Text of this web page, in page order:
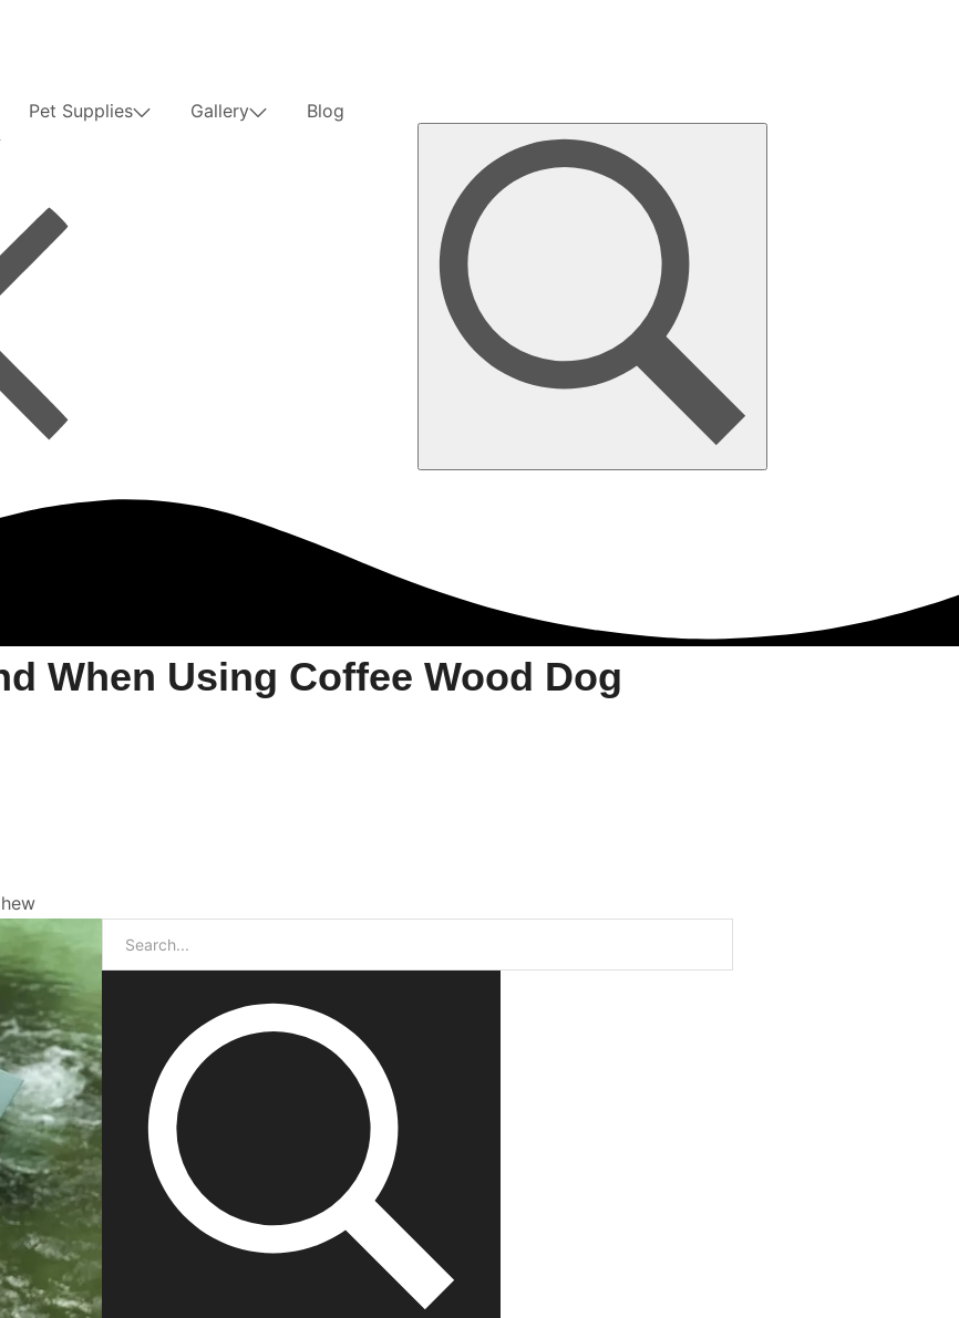
Pet Supplies Gallery
Blog
When Using Coffee Wood Dog